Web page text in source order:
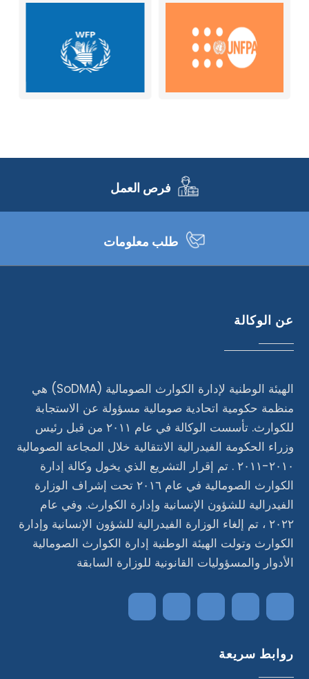
فرص العمل
طلب معلومات
عن الوكالة
الهيئة الوطنية لإدارة الكوارث الصومالية (SoDMA) هي
منظمة حكومية اتحادية صومالية مسؤولة عن الاستجابة
للكوارث. تأسست الوكالة في عام ٢٠١١ من قبل رئيس
وزراء الحكومة الفيدرالية الانتقالية خلال المجاعة الصومالية
٢٠١٠-٢٠١١ . تم إقرار التشريع الذي يخول وكالة إدارة
الكوارث الصومالية في عام ٢٠١٦ تحت إشراف الوزارة
الفيدرالية للشؤون الإنسانية وإدارة الكوارث. وفي عام
٢٠٢٢ ، تم إلغاء الوزارة الفيدرالية للشؤون الإنسانية وإدارة
الكوارث وتولت الهيئة الوطنية إدارة الكوارث الصومالية
الأدوار والمسؤوليات القانونية للوزارة السابقة
روابط سريعة